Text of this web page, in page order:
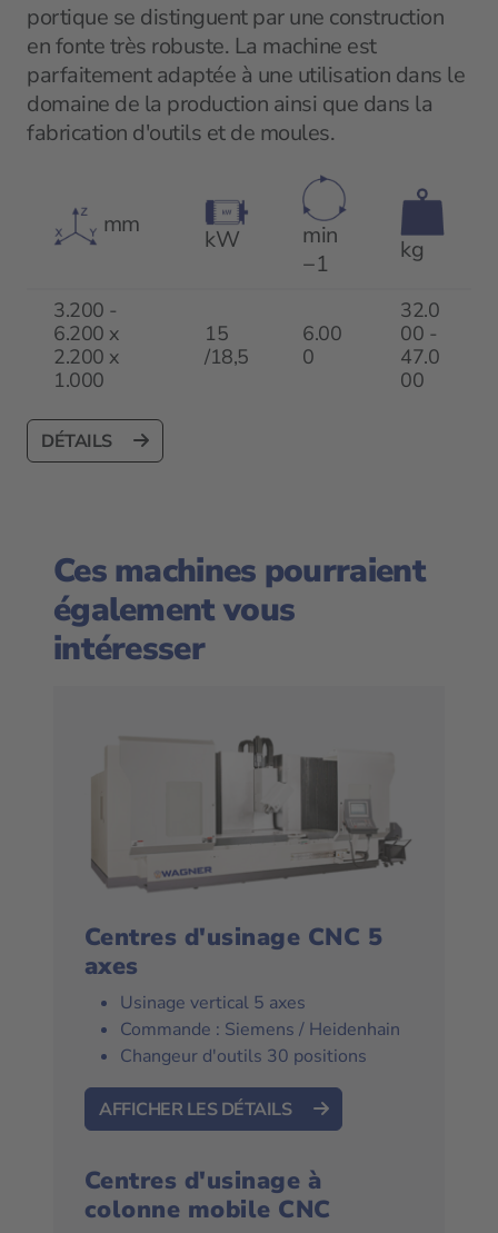
portique se distinguent par une construction
en fonte très robuste. La machine est
parfaitement adaptée à une utilisation dans le
domaine de la production ainsi que dans la
fabrication d'outils et de moules.
mm
kW
min
−1
kg
3.200 -
6.200 x
2.200 x
1.000
15
/18,5
6.00
0
32.0
00 -
47.0
00
DÉTAILS
Ces machines pourraient
également vous
intéresser
Centres d'usinage CNC 5
axes
Usinage vertical 5 axes
Commande : Siemens / Heidenhain
Changeur d'outils 30 positions
AFFICHER LES DÉTAILS
Centres d'usinage à
colonne mobile CNC